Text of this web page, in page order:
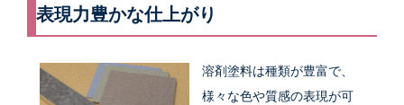
表現力豊かな仕上がり
溶剤塗料は種類が豊富で、
様々な色や質感の表現が可